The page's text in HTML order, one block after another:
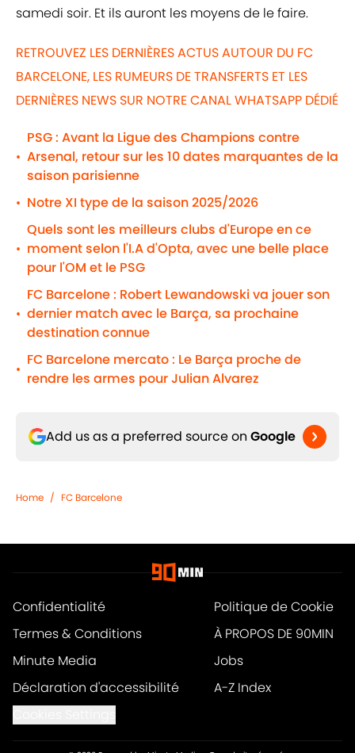
samedi soir. Et ils auront les moyens de le faire.
RETROUVEZ LES DERNIÈRES ACTUS AUTOUR DU FC
BARCELONE, LES RUMEURS DE TRANSFERTS ET LES
DERNIÈRES NEWS SUR NOTRE CANAL WHATSAPP DÉDIÉ
•
PSG : Avant la Ligue des Champions contre
Arsenal, retour sur les 10 dates marquantes de la
saison parisienne
• Notre XI type de la saison 2025/2026
•
Quels sont les meilleurs clubs d'Europe en ce
moment selon l'I.A d'Opta, avec une belle place
pour l'OM et le PSG
•
FC Barcelone : Robert Lewandowski va jouer son
dernier match avec le Barça, sa prochaine
destination connue
•
FC Barcelone mercato : Le Barça proche de
rendre les armes pour Julian Alvarez
Add us as a preferred source on Google
Home / FC Barcelone
Confidentialité
Politique de Cookie
Termes & Conditions
À PROPOS DE 90MIN
Minute Media
Jobs
Déclaration d'accessibilité
A-Z Index